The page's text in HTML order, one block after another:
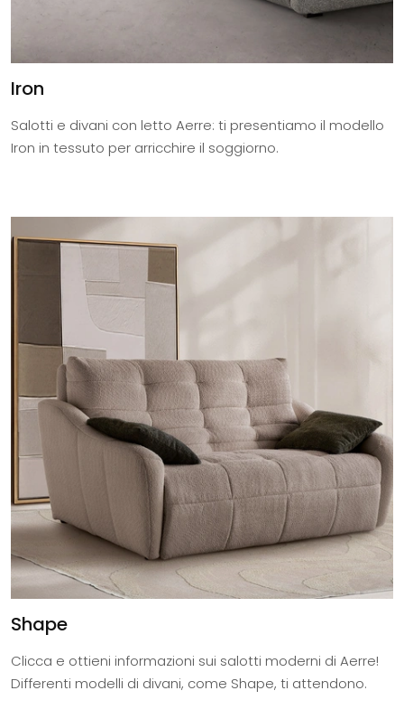
Iron
Salotti e divani con letto Aerre: ti presentiamo il modello
Iron in tessuto per arricchire il soggiorno.
Shape
Clicca e ottieni informazioni sui salotti moderni di Aerre!
Differenti modelli di divani, come Shape, ti attendono.